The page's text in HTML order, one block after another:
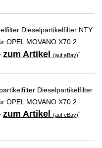
Dieselpartikelfilter NTY
OPEL MOVANO X70 2
zum Artikel(auf eBay)*
Dieselpartikelfilter
OPEL MOVANO X70 2
zum Artikel(auf eBay)*